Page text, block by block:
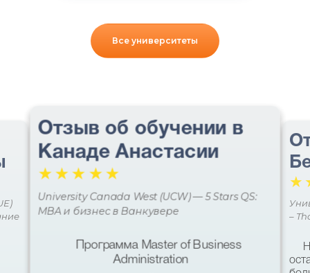
Все университеты
Отзыв об обучении в
Канаде Анастасии
☆☆☆ ☆☆
University Canada West (UCW) — 5 Stars QS:
MBA и бизнес в Ванкувере
Программа Master of Business
Administration
☆
–